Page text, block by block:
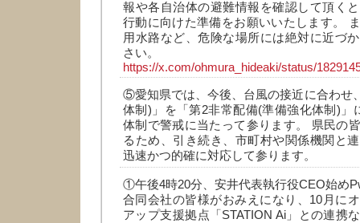
報や各自治体の避難情報を確認して頂く
行動に向けた準備をお願いいたします。
用水路など、危険な場所には絶対に近づ
さい。
https://x.com/ohmura_hideaki/status/
⑤愛知県では、今後、台風の接近に合わせ
体制)」を「第2非常配備(準備強化体制)」
体制で警戒に当たって参ります。 県民の
るため、引き続き、市町村や関係機関と
迅速かつ的確に対応して参ります。
①午後4時20分、安井代表執行役CEO始め
合同会社の皆様がおみえになり、10月に
アップ支援拠点「STATION Ai」との連携